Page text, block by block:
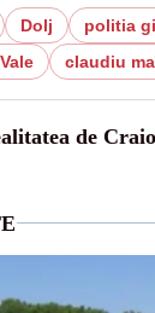
Dolj
politia
claudiu
de